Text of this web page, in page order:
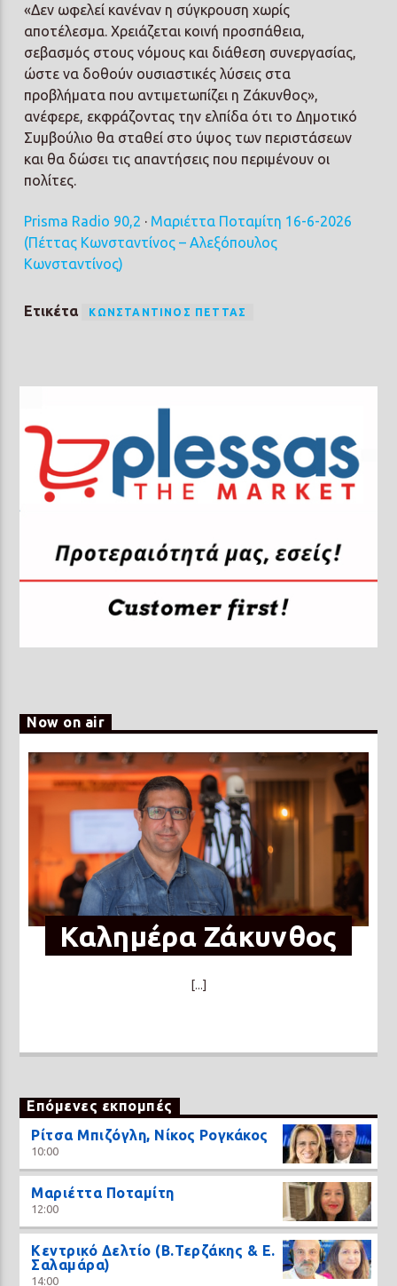
«Δεν ωφελεί κανέναν η σύγκρουση χωρίς
αποτέλεσμα. Χρειάζεται κοινή προσπάθεια,
σεβασμός στους νόμους και διάθεση συνεργασίας,
ώστε να δοθούν ουσιαστικές λύσεις στα
προβλήματα που αντιμετωπίζει η Ζάκυνθος»,
ανέφερε, εκφράζοντας την ελπίδα ότι το Δημοτικό
Συμβούλιο θα σταθεί στο ύψος των περιστάσεων
και θα δώσει τις απαντήσεις που περιμένουν οι
πολίτες.
Prisma Radio 90,2 · Μαριέττα Ποταμίτη 16-6-2026
(Πέττας Κωνσταντίνος – Αλεξόπουλος
Κωνσταντίνος)
Ετικέτα ΚΩΝΣΤΑΝΤΊΝΟΣ ΠΈΤΤΑΣ
Now on air
Καλημέρα Ζάκυνθος
[...]
Επόμενες εκπομπές
Ρίτσα Μπιζόγλη, Νίκος Ρογκάκος
10:00
Μαριέττα Ποταμίτη
12:00
Κεντρικό Δελτίο (Β.Τερζάκης & Ε.
Σαλαμάρα)
14:00